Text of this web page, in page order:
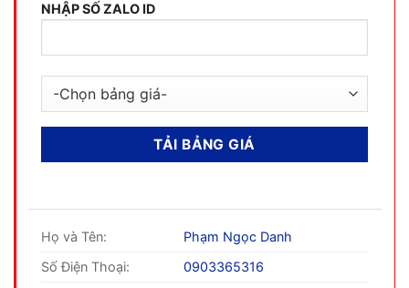
NHẬP SỐ ZALO ID
Họ và Tên:
Phạm Ngọc Danh
Số Điện Thoại:
0903365316